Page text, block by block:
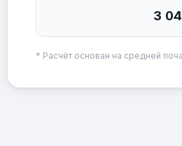
3
* Расчёт основан на средней